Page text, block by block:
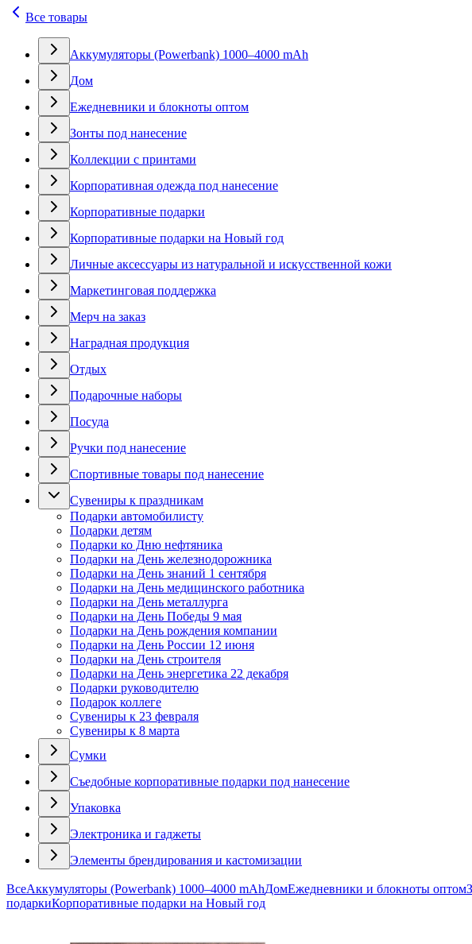
Все товары
Аккумуляторы (Powerbank) 1000–4000 mAh
Дом
Ежедневники и блокноты оптом
Зонты под нанесение
Коллекции с принтами
Корпоративная одежда под нанесение
Корпоративные подарки
Корпоративные подарки на Новый год
Личные аксессуары из натуральной и искусственной кожи
Маркетинговая поддержка
Мерч на заказ
Наградная продукция
Отдых
Подарочные наборы
Посуда
Ручки под нанесение
Спортивные товары под нанесение
Сувениры к праздникам
Подарки автомобилисту
Подарки детям
Подарки ко Дню нефтяника
Подарки на День железнодорожника
Подарки на День знаний 1 сентября
Подарки на День медицинского работника
Подарки на День металлурга
Подарки на День Победы 9 мая
Подарки на День рождения компании
Подарки на День России 12 июня
Подарки на День строителя
Подарки на День энергетика 22 декабря
Подарки руководителю
Подарок коллеге
Сувениры к 23 февраля
Сувениры к 8 марта
Сумки
Съедобные корпоративные подарки под нанесение
Упаковка
Электроника и гаджеты
Элементы брендирования и кастомизации
ВсеАккумуляторы (Powerbank) 1000–4000 mAhДомЕжедневники и блокноты оптом
подаркиКорпоративные подарки на Новый год